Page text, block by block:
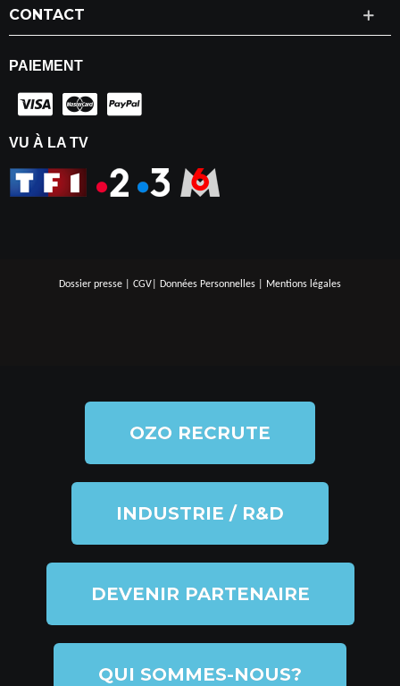
CONTACT
PAIEMENT
VU À LA TV
Dossier presse CGV Données Personnelles Mentions légales
OZO RECRUTE
INDUSTRIE / R&D
DEVENIR PARTENAIRE
QUI SOMMES-NOUS?